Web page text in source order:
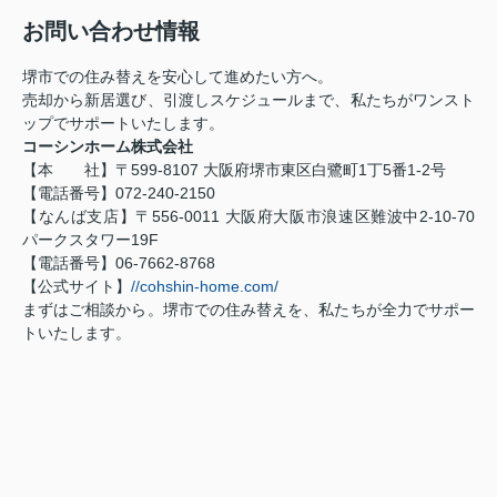
お問い合わせ情報
堺市での住み替えを安心して進めたい方へ。
売却から新居選び、引渡しスケジュールまで、私たちがワンスト
ップでサポートいたします。
コーシンホーム株式会社
【本 社】〒599-8107 大阪府堺市東区白鷺町1丁5番1-2号
【電話番号】072-240-2150
【なんば支店】〒556-0011 大阪府大阪市浪速区難波中2-10-70
パークスタワー19F
【電話番号】06-7662-8768
【公式サイト】 //cohshin-home.com/
まずはご相談から。堺市での住み替えを、私たちが全力でサポー
トいたします。